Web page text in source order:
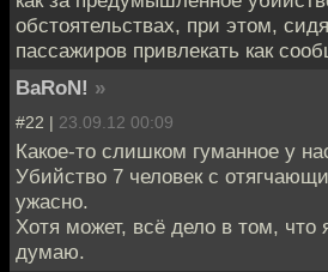
обстоятельствах, при этом,
пассажиров привлекать как
BaRoN! »
#22 | 23.09.12 00:09
Какое-то слишком гуманное у
Убийство 7 человек с
ужасно.
Хотя может, всё дело в том, что
думаю.